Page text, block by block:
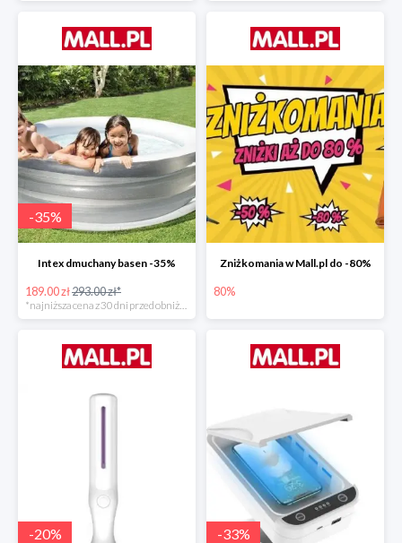
-35%
Intex dmuchany basen -35%
189.00 zł293.00 zł*
Zniżkomania w Mall.pl do -80%
80%
-20% -33%